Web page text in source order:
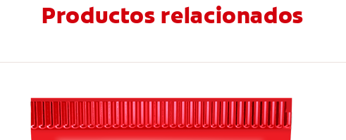
Productos relacionados